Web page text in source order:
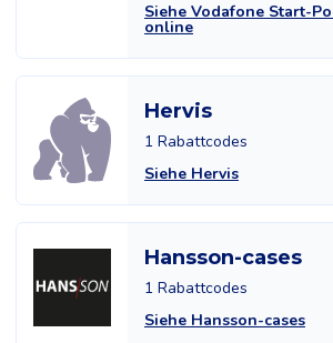
Siehe Vodafone Start-
online
Hervis
1 Rabattcodes
Siehe Hervis
Hansson-cases
1 Rabattcodes
Siehe Hansson-cases